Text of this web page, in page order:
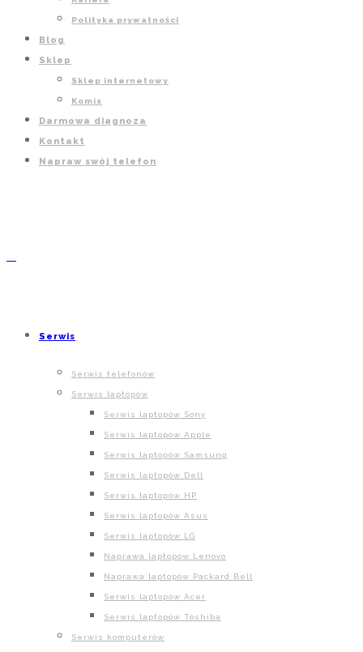
Polityka prywatności
Blog
Sklep
Sklep internetowy
Komis
Darmowa diagnoza
Kontakt
Napraw swój telefon
Serwis
Serwis telefonów
Serwis laptopów
Serwis laptopów Sony
Serwis laptopów Apple
Serwis laptopów Samsung
Serwis laptopów Dell
Serwis laptopów HP
Serwis laptopów Asus
Serwis laptopów LG
Naprawa laptopów Lenovo
Naprawa laptopów Packard Bell
Serwis laptopów Acer
Serwis laptopów Toshiba
Serwis komputerów